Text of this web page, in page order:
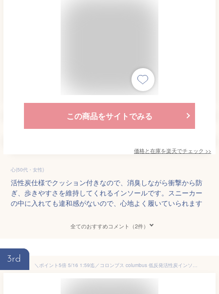
この商品をサイトでみる
価格と在庫を楽天でチェック >>
心(50代・女性)
活性炭仕様でクッション付きなので、消臭しながら衝撃から防
ぎ、歩きやすさを維持してくれるインソールです。スニーカー
の中に入れても違和感がないので、心地よく履いていられます
全てのおすすめコメント（2件）
3rd
＼ポイント5倍 5/16 1:59迄／コロンブス columbus 低反発活性炭インソール 中敷き メモリーフォーム メンズ レディース フリーサイズ(21.0〜28.0cm) シューケア サイズ調整 消臭 立ち仕事 男女兼用 靴ケア 最強翌日配送